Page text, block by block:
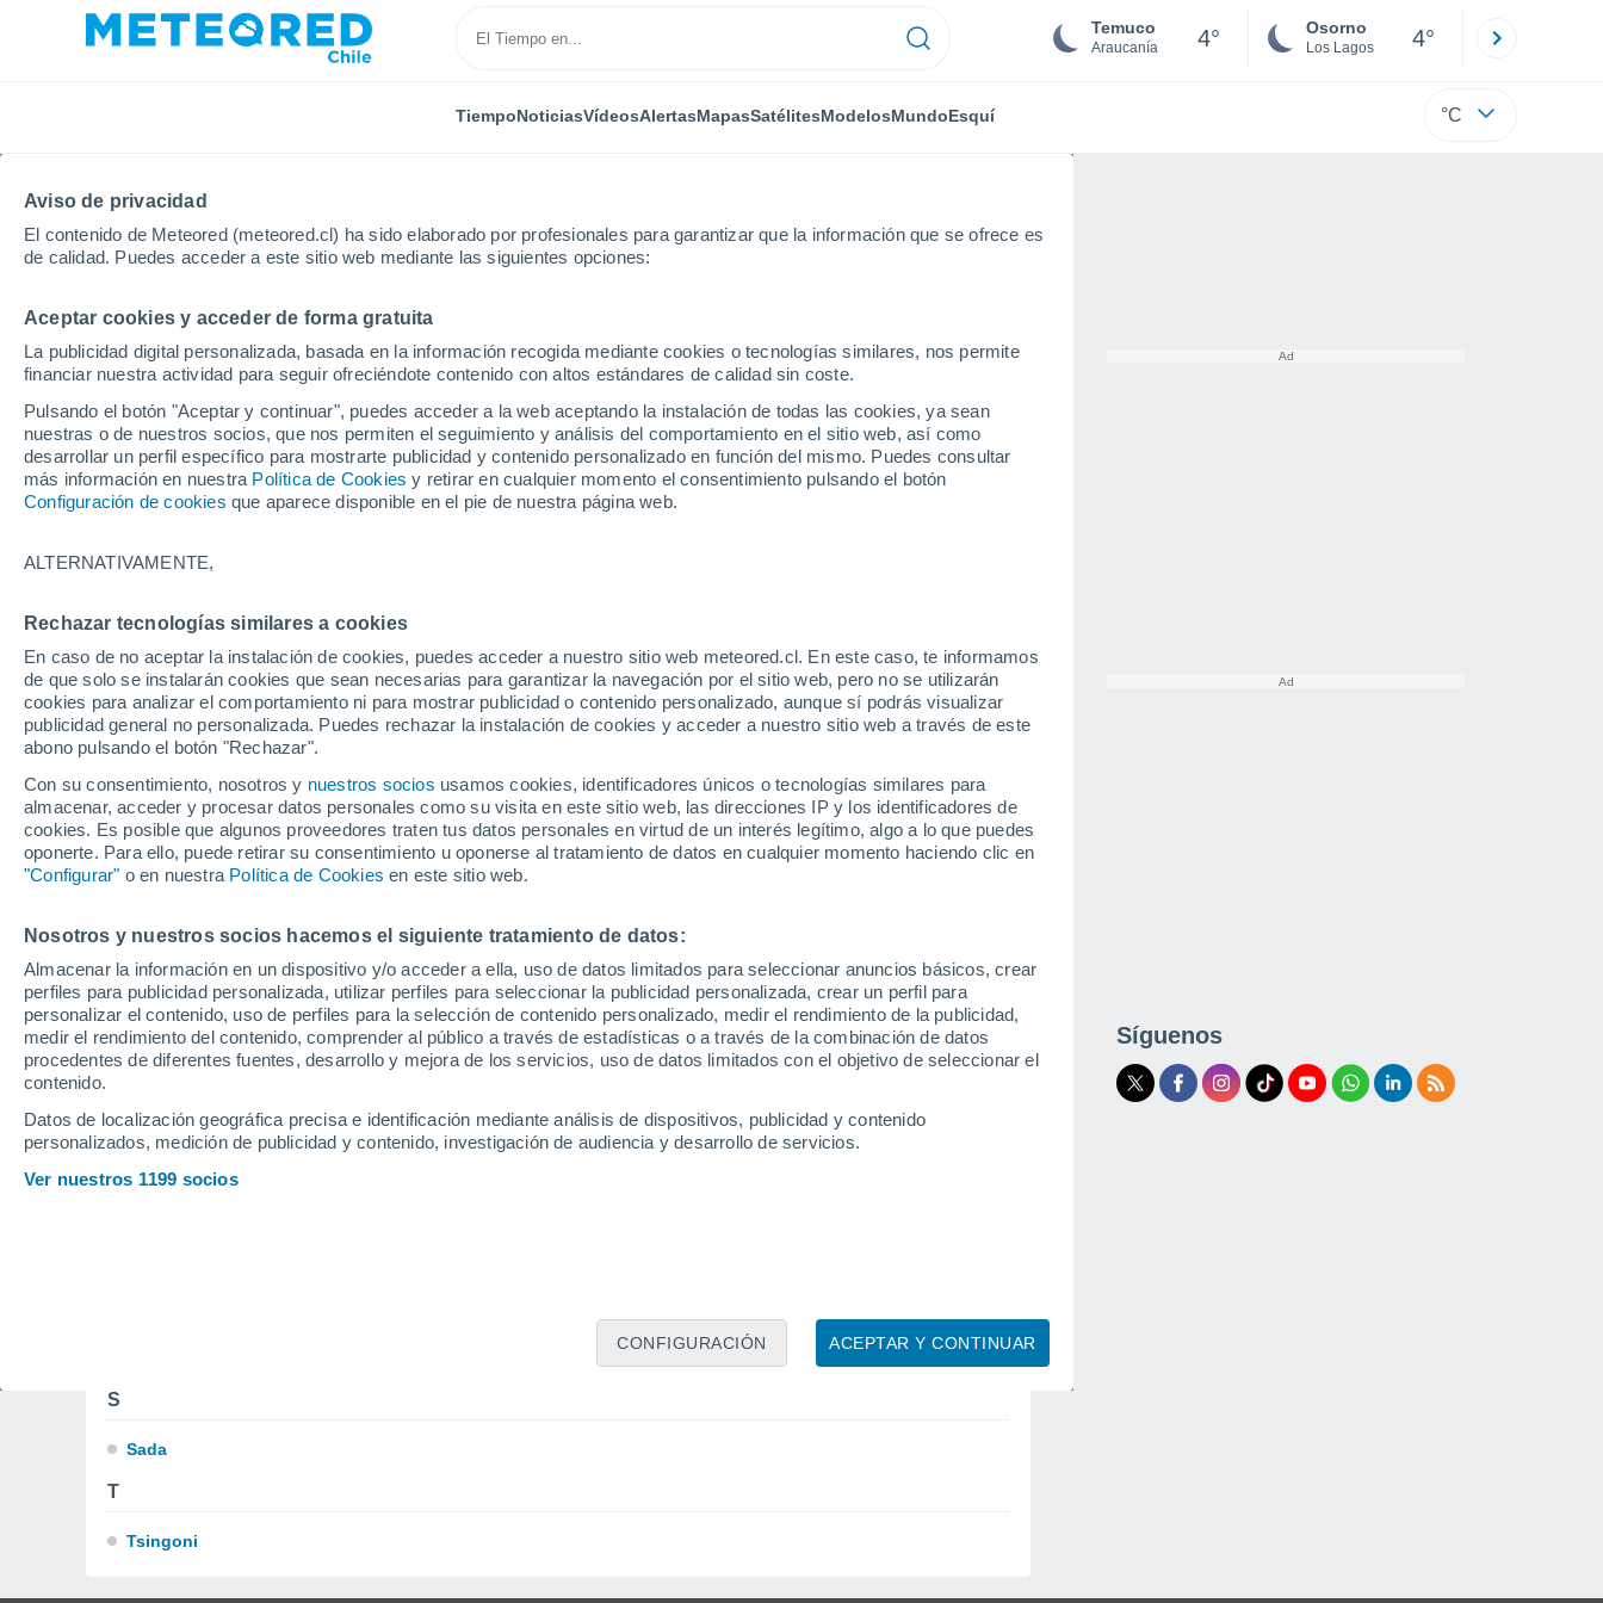
Aviso de privacidad
El contenido de Meteored (meteored.cl) ha sido elaborado por profesionales para garantizar que la información que se ofrece es
de calidad. Puedes acceder a este sitio web mediante las siguientes opciones:
Aceptar cookies y acceder de forma gratuita
La publicidad digital personalizada, basada en la información recogida mediante cookies o tecnologías similares, nos permite
financiar nuestra actividad para seguir ofreciéndote contenido con altos estándares de calidad sin coste.
Pulsando el botón "Aceptar y continuar", puedes acceder a la web aceptando la instalación de todas las cookies, ya sean
nuestras o de nuestros socios, que nos permiten el seguimiento y análisis del comportamiento en el sitio web, así como
desarrollar un perfil específico para mostrarte publicidad y contenido personalizado en función del mismo. Puedes consultar
más información en nuestra Política de Cookies y retirar en cualquier momento el consentimiento pulsando el botón
Configuración de cookies que aparece disponible en el pie de nuestra página web.
ALTERNATIVAMENTE,
Rechazar tecnologías similares a cookies
En caso de no aceptar la instalación de cookies, puedes acceder a nuestro sitio web meteored.cl. En este caso, te informamos
de que solo se instalarán cookies que sean necesarias para garantizar la navegación por el sitio web, pero no se utilizarán
cookies para analizar el comportamiento ni para mostrar publicidad o contenido personalizado, aunque sí podrás visualizar
publicidad general no personalizada. Puedes rechazar la instalación de cookies y acceder a nuestro sitio web a través de este
abono pulsando el botón "Rechazar".
Con su consentimiento, nosotros y nuestros socios usamos cookies, identificadores únicos o tecnologías similares para
almacenar, acceder y procesar datos personales como su visita en este sitio web, las direcciones IP y los identificadores de
cookies. Es posible que algunos proveedores traten tus datos personales en virtud de un interés legítimo, algo a lo que puedes
oponerte. Para ello, puede retirar su consentimiento u oponerse al tratamiento de datos en cualquier momento haciendo clic en
"Configurar" o en nuestra Política de Cookies en este sitio web.
Nosotros y nuestros socios hacemos el siguiente tratamiento de datos:
Almacenar la información en un dispositivo y/o acceder a ella, uso de datos limitados para seleccionar anuncios básicos, crear
perfiles para publicidad personalizada, utilizar perfiles para seleccionar la publicidad personalizada, crear un perfil para
personalizar el contenido, uso de perfiles para la selección de contenido personalizado, medir el rendimiento de la publicidad,
medir el rendimiento del contenido, comprender al público a través de estadísticas o a través de la combinación de datos
procedentes de diferentes fuentes, desarrollo y mejora de los servicios, uso de datos limitados con el objetivo de seleccionar el
contenido.
Datos de localización geográfica precisa e identificación mediante análisis de dispositivos, publicidad y contenido
personalizados, medición de publicidad y contenido, investigación de audiencia y desarrollo de servicios.
Ver nuestros 1199 socios
ACEPTAR Y CONTINUAR
CONFIGURACIÓN
Temuco
Araucanía 4° Osorno
Los Lagos 4°
TiempoNoticiasVídeosAlertasMapasSatélitesModelosMundoEsquí °C
Inicio Francia Ultramar Mayotte
El tiempo en todas las ciudades de Mayotte
Todas las localidades de Mayotte
A - T
A
B
Bandraboua
Bandrélé
Bouéni
C
Chiconi Chirongui
D
Dembéni Dzaoudzi
K
Kani-Kéli Koungou
M'Tsangamouji
Mamoudzou
Mtsamboro
S
Sada
T
Tsingoni
Síguenos